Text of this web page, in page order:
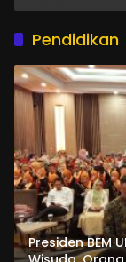
Pendidikan
Presiden BEM